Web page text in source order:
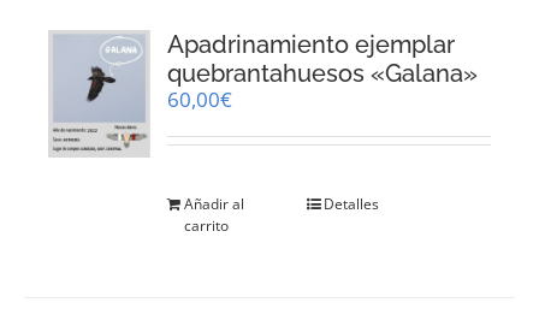
Apadrinamiento ejemplar
quebrantahuesos «Galana»
60,00€
Añadir al
carrito
Detalles